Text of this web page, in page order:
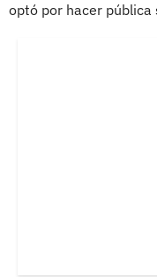
optó por hacer